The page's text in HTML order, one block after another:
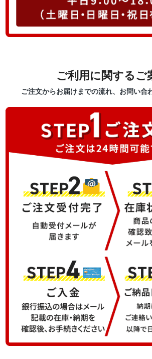
ご利用に関するご
ご注文からお届けまでの流れ、お問い合